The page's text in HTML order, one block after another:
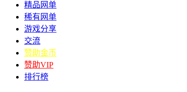
精品网单
稀有网单
游戏分享
交流
赞助金币
赞助VIP
排行榜